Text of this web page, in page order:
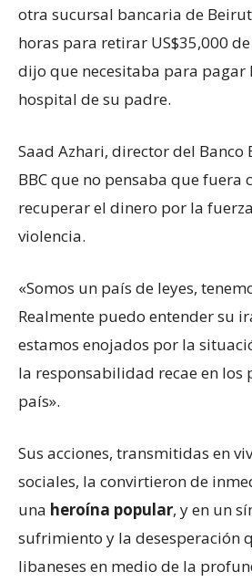
otra sucursal bancaria de
horas para retirar US$35,000
dijo que necesitaba para pagar
hospital de su padre.
Saad Azhari, director del Banco
BBC que no pensaba que fuera
recuperar el dinero por la
violencia.
«Somos un país de leyes,
Realmente puedo entender su
estamos enojados por la
la responsabilidad recae en los
país».
Sus acciones, transmitidas en
sociales, la convirtieron de
una heroína popular, y en un
sufrimiento y la desesperación
libaneses en medio de la